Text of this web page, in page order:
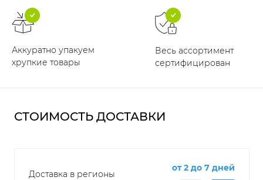
Аккуратно упакуем
хрупкие товары
Весь ассортимент
сертифицирован
СТОИМОСТЬ ДОСТАВКИ
Доставка в регионы
от 2 до 7 дней